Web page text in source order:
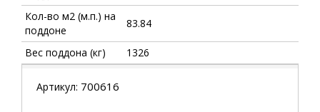
Кол-во м2 (м.п.) на
поддоне
83.84
Вес поддона (кг) 1326
Артикул: 700616